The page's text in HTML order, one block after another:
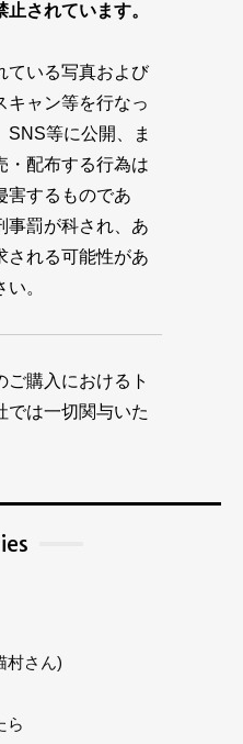
されています。
ている写真および
キャン等を行なっ
SNS等に公開、ま
・配布する行為は
害するものであ
事罰が科され、あ
される可能性があ
。
ご購入におけるト
では一切関与いた
村さん)
ら